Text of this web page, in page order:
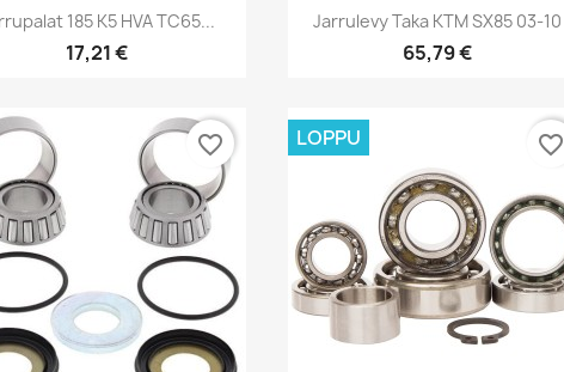
Pikakatselu
185 K5 HVA TC65...
17,21 €
Pikakatselu
Jarrulevy Taka KTM SX85 03-10
65,79 €
favorite_border LOPPU favorite_border